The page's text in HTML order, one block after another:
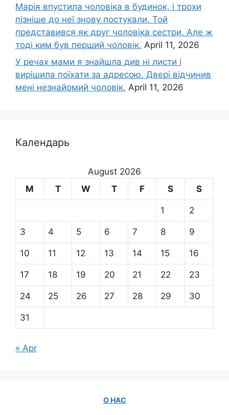
Марія впустила чоловіка в будинок, і трохи
пізніше до неї знову постукали. Той
представився як друг чоловіка сестри. Але ж
тоді ким був перший чоловік. April 11, 2026
У речах мами я знайшла див ні листи і
вирішила поїхати за адресою. Двері відчинив
мені незнайомий чоловік. April 11, 2026
Календарь
August 2026
M
T W T F S S
1 2
3 4 5 6 7 8 9
10 11 12 13 14 15 16
17 18 19 20 21 22 23
24 25 26 27 28 29 30
31
« Apr
О НАС